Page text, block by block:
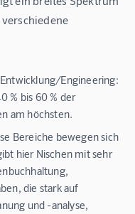
Engineering:
% bis 60 % der
am höchsten.
Bereiche bewegen sich
hier Nischen mit sehr
die stark auf
und -analyse,